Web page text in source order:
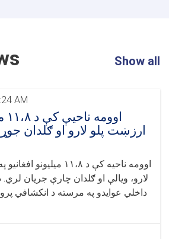
Show all
AM
ارزښت پلو لارو او ګلدان
اوومه ناحیه کې د ۱۱،۸
لارو، ویالې او ګلدان چارې جریان لري.
داخلي عوایدو په مرسته د انکشافي